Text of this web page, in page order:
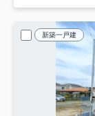
新築一戸建